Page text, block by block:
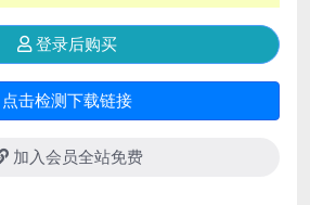
登录后购买
点击检测下载链接
加入会员全站免费